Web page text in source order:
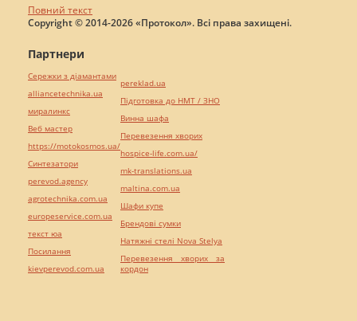
Повний текст
Copyright © 2014-2026 «Протокол». Всі права захищені.
Партнери
Сережки з діамантами
alliancetechnika.ua
миралинкс
Веб мастер
https://motokosmos.ua/
Синтезатори
perevod.agency
agrotechnika.com.ua
europeservice.com.ua
текст юа
Посилання
kievperevod.com.ua
pereklad.ua
Підготовка до НМТ / ЗНО
Винна шафа
Перевезення хворих
hospice-life.com.ua/
mk-translations.ua
maltina.com.ua
Шафи купе
Брендові сумки
Натяжні стелі Nova Stelya
Перевезення хворих за
кордон